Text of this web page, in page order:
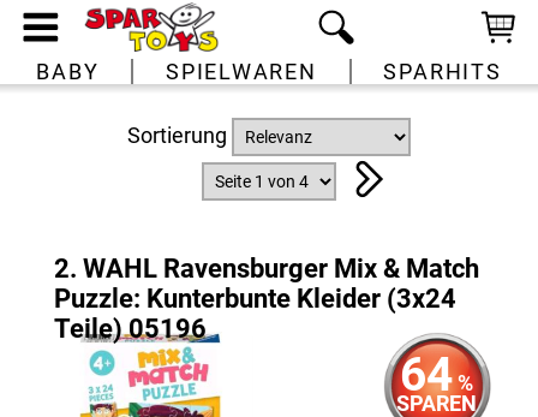
BABY SPIELWAREN SPARHITS
Sortierung
2. WAHL Ravensburger Mix & Match
Puzzle: Kunterbunte Kleider (3x24
Teile) 05196
64%
SPAREN